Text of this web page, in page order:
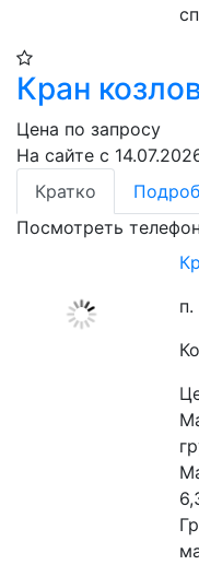
Кран
Цена по запросу
На сайте с
Кратко
Посмотреть телефон